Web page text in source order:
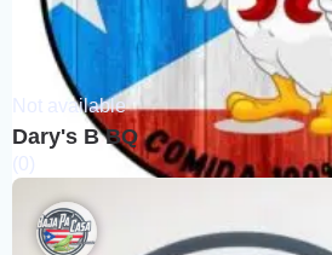
Not available
Dary's B BQ
(0)